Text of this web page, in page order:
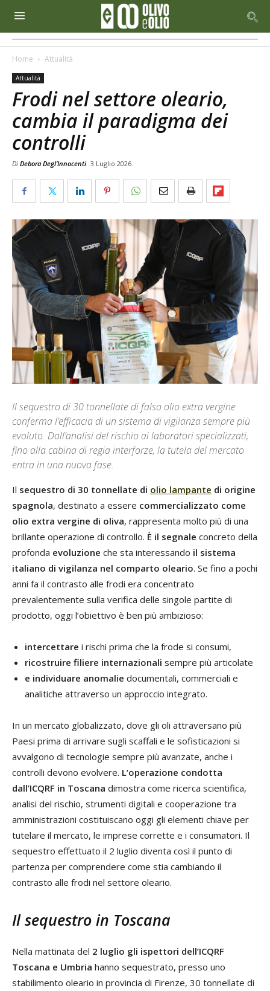
Home Attualità
Attualità
Frodi nel settore oleario,
cambia il paradigma dei
controlli
Di Debora Degl’Innocenti 3 Luglio 2026
Il sequestro di 30 tonnellate di falso olio extra vergine
conferma l’efficacia di un sistema di vigilanza sempre più
evoluto. Dall’analisi del rischio ai laboratori specializzati,
fino alla cabina di regia interforze, la tutela del mercato
entra in una nuova fase.
Il sequestro di 30 tonnellate di olio lampante di origine
spagnola, destinato a essere commercializzato come
olio extra vergine di oliva, rappresenta molto più di una
brillante operazione di controllo. È il segnale concreto della
profonda evoluzione che sta interessando il sistema
italiano di vigilanza nel comparto oleario. Se fino a pochi
anni fa il contrasto alle frodi era concentrato
prevalentemente sulla verifica delle singole partite di
prodotto, oggi l’obiettivo è ben più ambizioso:
intercettare i rischi prima che la frode si consumi,
ricostruire filiere internazionali sempre più articolate
e individuare anomalie documentali, commerciali e
analitiche attraverso un approccio integrato.
In un mercato globalizzato, dove gli oli attraversano più
Paesi prima di arrivare sugli scaffali e le sofisticazioni si
avvalgono di tecnologie sempre più avanzate, anche i
controlli devono evolvere. L’operazione condotta
dall’ICQRF in Toscana dimostra come ricerca scientifica,
analisi del rischio, strumenti digitali e cooperazione tra
amministrazioni costituiscano oggi gli elementi chiave per
tutelare il mercato, le imprese corrette e i consumatori. Il
sequestro effettuato il 2 luglio diventa così il punto di
partenza per comprendere come stia cambiando il
contrasto alle frodi nel settore oleario.
Il sequestro in Toscana
Nella mattinata del 2 luglio gli ispettori dell’ICQRF
Toscana e Umbria hanno sequestrato, presso uno
stabilimento oleario in provincia di Firenze, 30 tonnellate di